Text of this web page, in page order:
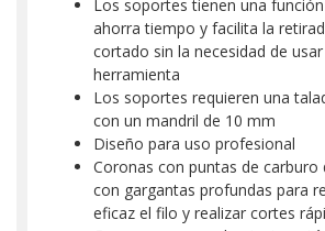
Los soportes tienen una
ahorra tiempo y facilita la
cortado sin la necesidad de
herramienta
Los soportes requieren una
con un mandril de 10 mm
Diseño para uso profesional
Coronas con puntas de carburo
con gargantas profundas para
eficaz el filo y realizar cortes